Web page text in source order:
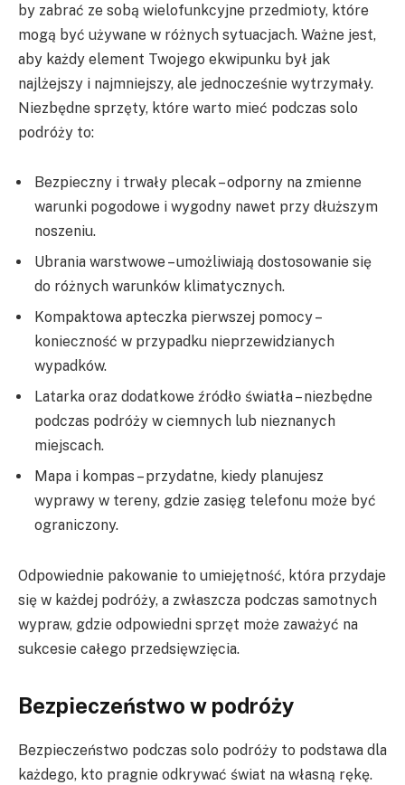
by zabrać ze sobą wielofunkcyjne przedmioty, które
mogą być używane w różnych sytuacjach. Ważne jest,
aby każdy element Twojego ekwipunku był jak
najlżejszy i najmniejszy, ale jednocześnie wytrzymały.
Niezbędne sprzęty, które warto mieć podczas solo
podróży to:
Bezpieczny i trwały plecak – odporny na zmienne
warunki pogodowe i wygodny nawet przy dłuższym
noszeniu.
Ubrania warstwowe – umożliwiają dostosowanie się
do różnych warunków klimatycznych.
Kompaktowa apteczka pierwszej pomocy –
konieczność w przypadku nieprzewidzianych
wypadków.
Latarka oraz dodatkowe źródło światła – niezbędne
podczas podróży w ciemnych lub nieznanych
miejscach.
Mapa i kompas – przydatne, kiedy planujesz
wyprawy w tereny, gdzie zasięg telefonu może być
ograniczony.
Odpowiednie pakowanie to umiejętność, która przydaje
się w każdej podróży, a zwłaszcza podczas samotnych
wypraw, gdzie odpowiedni sprzęt może zaważyć na
sukcesie całego przedsięwzięcia.
Bezpieczeństwo w podróży
Bezpieczeństwo podczas solo podróży to podstawa dla
każdego, kto pragnie odkrywać świat na własną rękę.